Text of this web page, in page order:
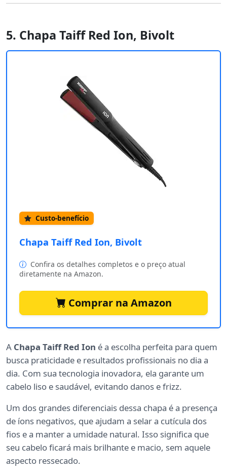
5. Chapa Taiff Red Ion, Bivolt
Custo-benefício
Chapa Taiff Red Ion, Bivolt
Confira os detalhes completos e o preço atual
diretamente na Amazon.
Comprar na Amazon
A Chapa Taiff Red Ion é a escolha perfeita para quem
busca praticidade e resultados profissionais no dia a
dia. Com sua tecnologia inovadora, ela garante um
cabelo liso e saudável, evitando danos e frizz.
Um dos grandes diferenciais dessa chapa é a presença
de íons negativos, que ajudam a selar a cutícula dos
fios e a manter a umidade natural. Isso significa que
seu cabelo ficará mais brilhante e macio, sem aquele
aspecto ressecado.